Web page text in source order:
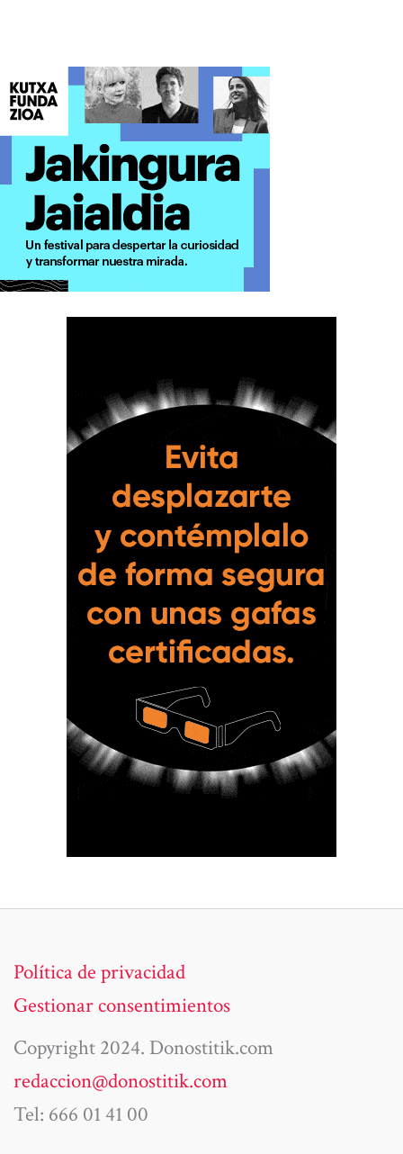
Política de privacidad
Gestionar consentimientos
Copyright 2024. Donostitik.com
redaccion@donostitik.com
Tel: 666 01 41 00